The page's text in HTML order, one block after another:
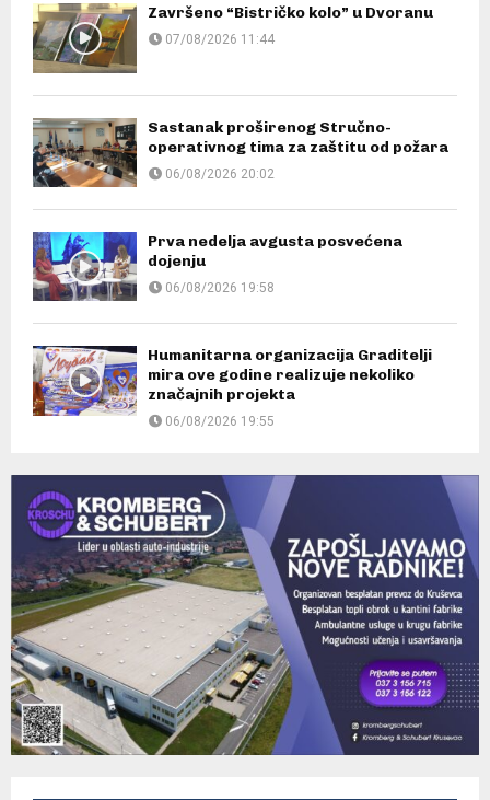
Završeno “Bistričko kolo” u Dvoranu
07/08/2026 11:44
Sastanak proširenog Stručno-
operativnog tima za zaštitu od požara
06/08/2026 20:02
Prva nedelja avgusta posvećena
dojenju
06/08/2026 19:58
Humanitarna organizacija Graditelji
mira ove godine realizuje nekoliko
značajnih projekta
06/08/2026 19:55